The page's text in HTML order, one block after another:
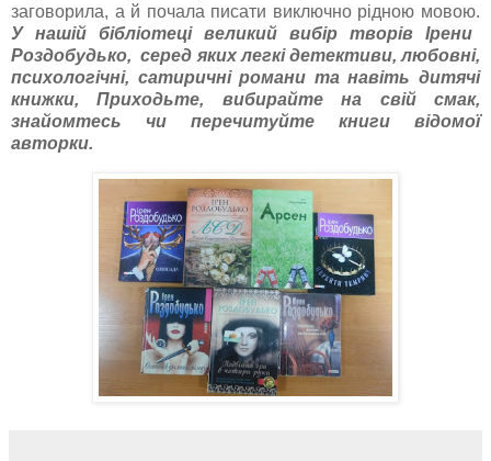
заговорила, а й почала писати виключно рідною мовою.
У нашій бібліотеці великий вибір творів Ірени
Роздобудько, серед яких легкі детективи, любовні,
психологічні, сатиричні романи та навіть дитячі
книжки, Приходьте, вибирайте на свій смак,
знайомтесь чи перечитуйте книги відомої
авторки.